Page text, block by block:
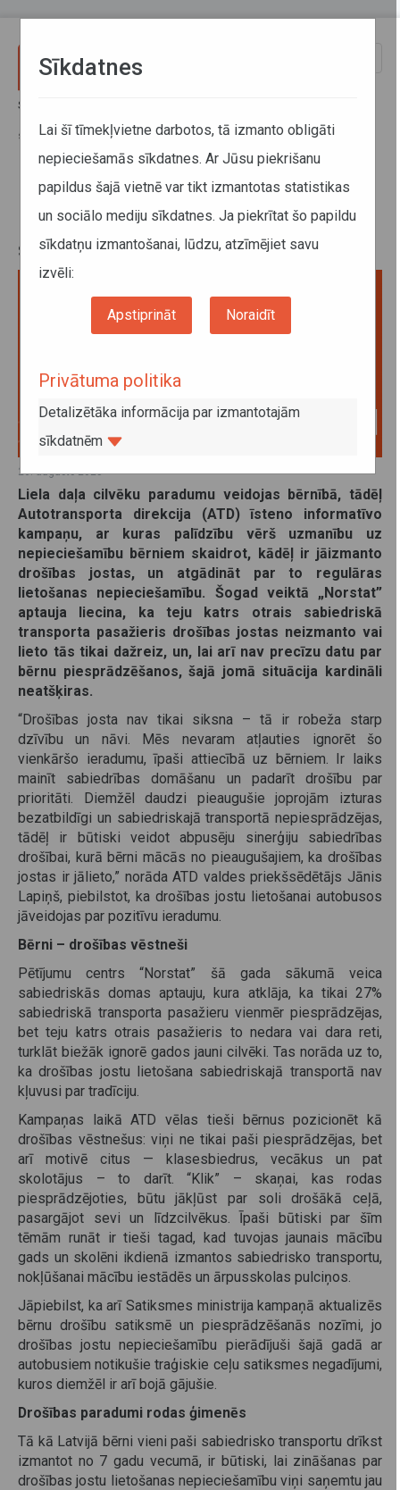
Sākums
sabiedriskajā transportā
Kampaņā mudinās bērniem veidot
paradumu piesprādzēties
sabiedriskajā transportā
26. augusts 2025
Liela daļa cilvēku paradumu veidojas bērnībā, tādēļ
Autotransporta direkcija (ATD) īsteno informatīvo
kampaņu, ar kuras palīdzību vērš uzmanību uz
nepieciešamību bērniem skaidrot, kādēļ ir jāizmanto
drošības jostas, un atgādināt par to regulāras
lietošanas nepieciešamību. Šogad veiktā „Norstat”
aptauja liecina, ka teju katrs otrais sabiedriskā
transporta pasažieris drošības jostas neizmanto vai
lieto tās tikai dažreiz, un, lai arī nav precīzu datu par
bērnu piesprādzēšanos, šajā jomā situācija kardināli
neatšķiras.
“Drošības josta nav tikai siksna – tā ir robeža starp
dzīvību un nāvi. Mēs nevaram atļauties ignorēt šo
vienkāršo ieradumu, īpaši attiecībā uz bērniem. Ir laiks
mainīt sabiedrības domāšanu un padarīt drošību par
prioritāti. Diemžēl daudzi pieaugušie joprojām izturas
bezatbildīgi un sabiedriskajā transportā nepiesprādzējas,
tādēļ ir būtiski veidot abpusēju sinerģiju sabiedrības
drošībai, kurā bērni mācās no pieaugušajiem, ka drošības
jostas ir jālieto,” norāda ATD valdes priekšsēdētājs Jānis
Lapiņš, piebilstot, ka drošības jostu lietošanai autobusos
jāveidojas par pozitīvu ieradumu.
Bērni – drošības vēstneši
Pētījumu centrs “Norstat” šā gada sākumā veica
sabiedriskās domas aptauju, kura atklāja, ka tikai 27%
sabiedriskā transporta pasažieru vienmēr piesprādzējas,
bet teju katrs otrais pasažieris to nedara vai dara reti,
turklāt biežāk ignorē gados jauni cilvēki. Tas norāda uz to,
ka drošības jostu lietošana sabiedriskajā transportā nav
kļuvusi par tradīciju.
Kampaņas laikā ATD vēlas tieši bērnus pozicionēt kā
drošības vēstnešus: viņi ne tikai paši piesprādzējas, bet
arī motivē citus — klasesbiedrus, vecākus un pat
skolotājus – to darīt. “Klik” – skaņai, kas rodas
piesprādzējoties, būtu jākļūst par soli drošākā ceļā,
pasargājot sevi un līdzcilvēkus. Īpaši būtiski par šīm
tēmām runāt ir tieši tagad, kad tuvojas jaunais mācību
gads un skolēni ikdienā izmantos sabiedrisko transportu,
nokļūšanai mācību iestādēs un ārpusskolas pulciņos.
Jāpiebilst, ka arī Satiksmes ministrija kampaņā aktualizēs
bērnu drošību satiksmē un piesprādzēšanās nozīmi, jo
drošības jostu nepieciešamību pierādījuši šajā gadā ar
autobusiem notikušie traģiskie ceļu satiksmes negadījumi,
kuros diemžēl ir arī bojā gājušie.
Drošības paradumi rodas ģimenēs
Tā kā Latvijā bērni vieni paši sabiedrisko transportu drīkst
izmantot no 7 gadu vecumā, ir būtiski, lai zināšanas par
drošības jostu lietošanas nepieciešamību viņi saņemtu jau
Sīkdatnes
Lai šī tīmekļvietne darbotos, tā izmanto obligāti
nepieciešamās sīkdatnes. Ar Jūsu piekrišanu
papildus šajā vietnē var tikt izmantotas statistikas
un sociālo mediju sīkdatnes. Ja piekrītat šo papildu
sīkdatņu izmantošanai, lūdzu, atzīmējiet savu
izvēli:
Apstiprināt Noraidīt
Privātuma politika
Detalizētāka informācija par izmantotajām
sīkdatnēm